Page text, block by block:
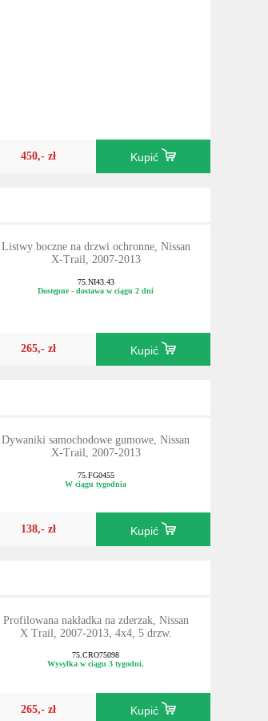
450,- zł Kupić
Listwy boczne na drzwi ochronne, Nissan
X-Trail, 2007-2013
75.NI43.43
Dostępne - dostawa w ciągu 2 dni
265,- zł Kupić
Dywaniki samochodowe gumowe, Nissan
X-Trail, 2007-2013
75.FG0455
W ciągu tygodnia
138,- zł Kupić
Profilowana nakładka na zderzak, Nissan
X Trail, 2007-2013, 4x4, 5 drzw.
75.CRO75098
Wysyłka w ciągu 3 tygodni.
265,- zł Kupić